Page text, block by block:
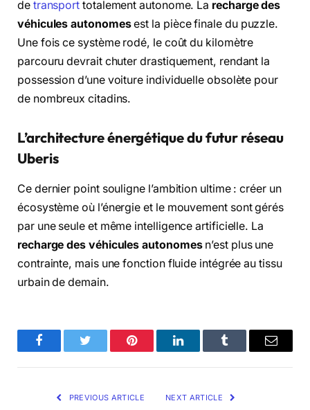
de transport totalement autonome. La recharge des
véhicules autonomesest la pièce finale du puzzle.
Une fois ce système rodé, le coût du kilomètre
parcouru devrait chuter drastiquement, rendant la
possession d’une voiture individuelle obsolète pour
de nombreux citadins.
L’architecture énergétique du futur réseau
Uberis
Ce dernier point souligne l’ambition ultime : créer un
écosystème où l’énergie et le mouvement sont gérés
par une seule et même intelligence artificielle. La
recharge des véhicules autonomesn’est plus une
contrainte, mais une fonction fluide intégrée au tissu
urbain de demain.
FacebookTwitter Pinterest LinkedInTumblr Email
PREVIOUS ARTICLE NEXT ARTICLE